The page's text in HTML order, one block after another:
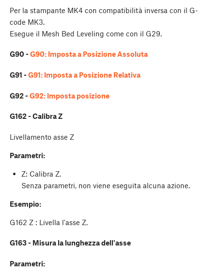
Per la stampante MK4 con compatibilità inversa con il G-
code MK3.
Esegue il Mesh Bed Leveling come con il G29.
G90 -G90: Imposta a Posizione Assoluta
G91 -G91: Imposta a Posizione Relativa
G92 -G92: Imposta posizione
G162 - Calibra Z
Livellamento asse Z
Parametri:
Z: Calibra Z.
Senza parametri, non viene eseguita alcuna azione.
Esempio:
G162 Z : Livella l'asse Z.
G163 - Misura la lunghezza dell'asse
Parametri: